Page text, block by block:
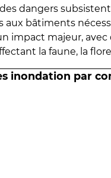
dangers
aux bâtiments
impact majeur,
la faune, la
inondation par